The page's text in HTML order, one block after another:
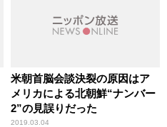
米朝首脳会談決裂の原因はア
メリカによる北朝鮮“ナンバー
2”の見誤りだった
2019.03.04